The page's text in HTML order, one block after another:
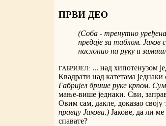
ПРВИ ДЕО
(Соба - тренутно
предаје за таблом. Јаков
наслонио на руку и
ГАБРИЈЕЛ: ... над хипотенузом
Квадрати над катетама
Габријел брише руке крпом.
мање-више једнаки. Сви,
Овим сам, дакле, доказао своју
правцу Јакова.) Јакове, да ли
спавате?